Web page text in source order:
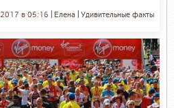
Удивительные факты
Елена
в 05:16